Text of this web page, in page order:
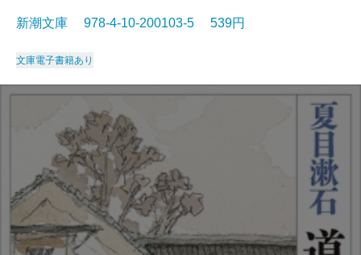
新潮文庫 978-4-10-200103-5 539円
文庫電子書籍あり